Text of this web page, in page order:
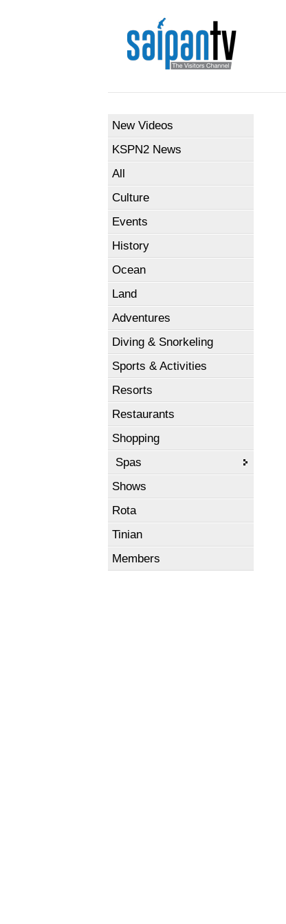
New Videos
KSPN2 News
All
Culture
Events
History
Ocean
Land
Adventures
Diving & Snorkeling
Sports & Activities
Resorts
Restaurants
Shopping
Spas
Shows
Rota
Tinian
Members